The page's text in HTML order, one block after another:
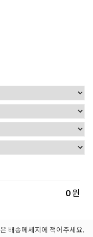
0원
배송메세지에 적어주세요.